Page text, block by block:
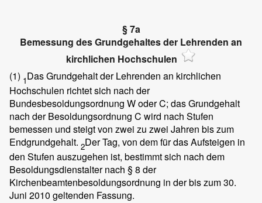
§ 7a
Bemessung des Grundgehaltes der Lehrenden an
kirchlichen Hochschulen
(1) 1Das Grundgehalt der Lehrenden an kirchlichen
Hochschulen richtet sich nach der
Bundesbesoldungsordnung W oder C; das Grundgehalt
nach der Besoldungsordnung C wird nach Stufen
bemessen und steigt von zwei zu zwei Jahren bis zum
Endgrundgehalt. 2Der Tag, von dem für das Aufsteigen in
den Stufen auszugehen ist, bestimmt sich nach dem
Besoldungsdienstalter nach § 8 der
Kirchenbeamtenbesoldungsordnung in der bis zum 30.
Juni 2010 geltenden Fassung.